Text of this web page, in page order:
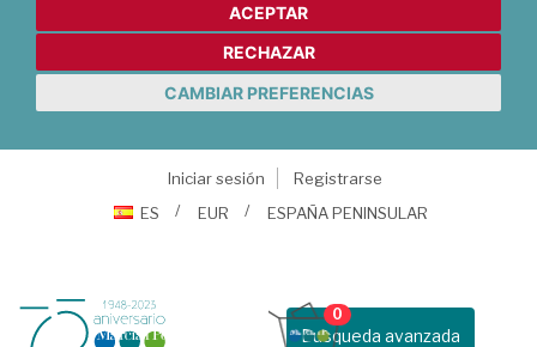
ACEPTAR
RECHAZAR
CAMBIAR PREFERENCIAS
Iniciar sesión
Registrarse
ES
EUR ESPAÑA PENINSULAR
Busqueda avanzada
0